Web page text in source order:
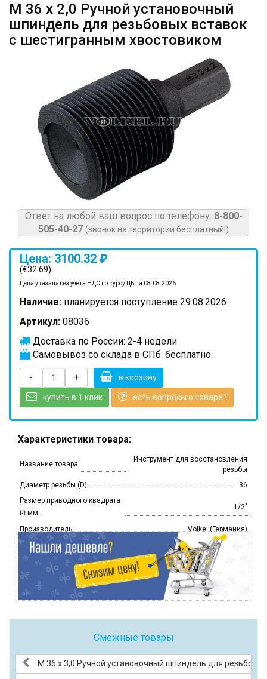
М 36 х 2,0 Ручной установочный
шпиндель для резьбовых вставок
с шестигранным хвостовиком
Ответ на любой ваш вопрос по телефону: 8-800-
505-40-27 (звонок на территории бесплатный!)
Цена: 3100.32 ₽
(€32.69)
Цена указана без учёта НДС по курсу ЦБ на 08.08.2026
Наличие: планируется поступление 29.08.2026
Артикул: 08036
Доставка по России: 2-4 недели
Самовывоз со склада в СПб: бесплатно
- + в корзину
купить в 1 клик есть вопросы о товаре?
Характеристики товара:
Название товара
Инструмент для восстановления
резьбы
Диаметр резьбы (D)
36
Размер приводного квадрата
⧄ мм.
1/2"
Производитель Volkel (Германия)
Смежные товары
М 36 х 3,0 Ручной установочный шпиндель для